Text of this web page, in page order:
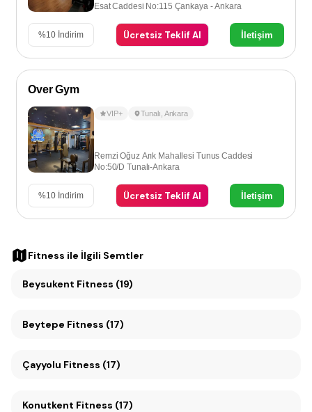
Esat Caddesi No:115 Çankaya - Ankara
%10 İndirim Ücretsiz Teklif Al İletişim
Over Gym
VIP+ Tunalı Ankara
Remzi Oğuz Arık Mahallesi Tunus Caddesi
No:50/D Tunalı-Ankara
%10 İndirim Ücretsiz Teklif Al İletişim
Fitness ile İlgili Semtler
Beysukent Fitness (19)
Beytepe Fitness (17)
Çayyolu Fitness (17)
Konutkent Fitness (17)